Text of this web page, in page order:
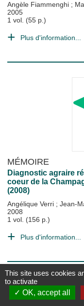
Angèle Fiammenghi ;
2005
1 vol. (55 p.)
Plus d'information...
MÉMOIRE
Diagnostic agraire
coeur de la
(2008)
Angélique Verri ; Jean-
2008
1 vol. (156 p.)
Plus d'information...
This site uses cookies
to activate
OK, accept all